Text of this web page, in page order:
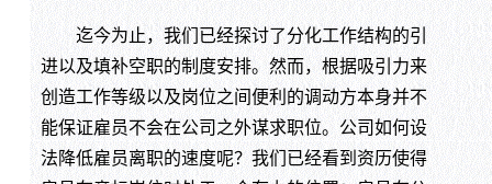
迄今为止，我们已经探讨了分化工作结构的引
进以及填补空职的制度安排。然而，根据吸引力来
创造工作等级以及岗位之间便利的调动方本身并不
能保证雇员不会在公司之外谋求职位。公司如何设
法降低雇员离职的速度呢？我们已经看到资历使得